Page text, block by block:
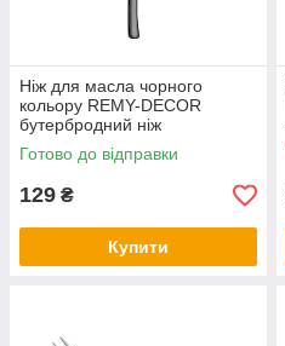
Ніж для масла чорного
кольору REMY-DECOR
бутербродний ніж
нержавіюча сталь
Готово до відправки
129 ₴
Купити